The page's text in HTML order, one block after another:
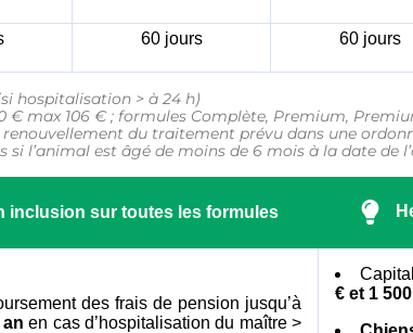
60 jours 60 jours
hospitalisation > à 24 h)
max 106 € ; formules Complète, Premium,
du traitement prévu dans une
l’animal est âgé de moins de 6 mois à la date de
inclusion sur toutes les formules
des frais de pension jusqu’à
en cas d’hospitalisation du maître >
€ et 1
vous recontactons dans les